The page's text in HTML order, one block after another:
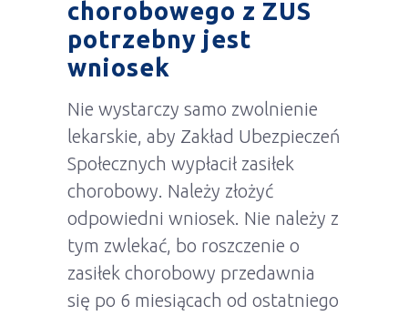
chorobowego z ZUS
potrzebny jest
wniosek
Nie wystarczy samo zwolnienie
lekarskie, aby Zakład Ubezpieczeń
Społecznych wypłacił zasiłek
chorobowy. Należy złożyć
odpowiedni wniosek. Nie należy z
tym zwlekać, bo roszczenie o
zasiłek chorobowy przedawnia
się po 6 miesiącach od ostatniego